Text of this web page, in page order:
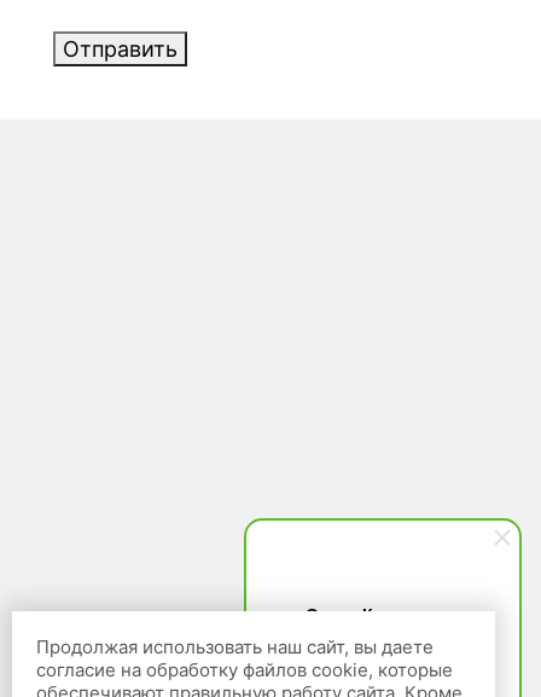
Ольга Кравченко
Здравствуйте! Готова помочь
вам. Напишите мне, если у
вас появятся вопросы.
Продолжая использовать наш сайт, вы даете
согласие на обработку файлов cookie, которые
Отправить